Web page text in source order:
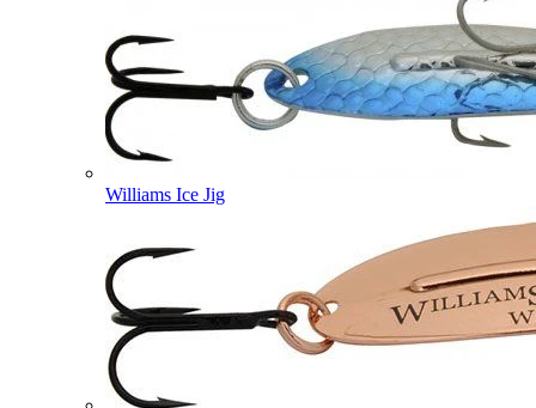
Williams Ice Jig